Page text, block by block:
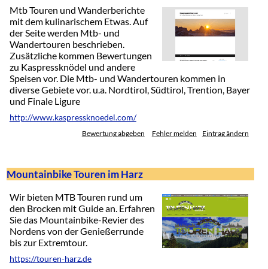
Mtb Touren und Wanderberichte
mit dem kulinarischem Etwas. Auf
der Seite werden Mtb- und
Wandertouren beschrieben.
Zusätzliche kommen Bewertungen
zu Kaspressknödel und andere
Speisen vor. Die Mtb- und Wandertouren kommen in
diverse Gebiete vor. u.a. Nordtirol, Südtirol, Trention, Bayer
und Finale Ligure
http://www.kaspressknoedel.com/
Bewertung abgeben Fehler melden Eintrag ändern
Mountainbike Touren im Harz
Wir bieten MTB Touren rund um
den Brocken mit Guide an. Erfahren
Sie das Mountainbike-Revier des
Nordens von der Genießerrunde
bis zur Extremtour.
https://touren-harz.de